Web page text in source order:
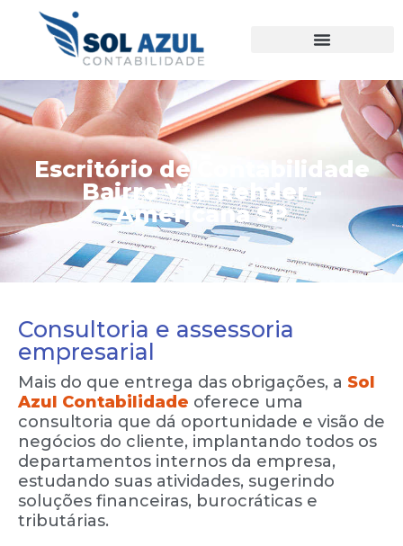
Escritório de Contabilidade
Bairro Vila Rehder -
Americana SP
Consultoria e assessoria
empresarial
Mais do que entrega das obrigações, a Sol
Azul Contabilidade oferece uma
consultoria que dá oportunidade e visão de
negócios do cliente, implantando todos os
departamentos internos da empresa,
estudando suas atividades, sugerindo
soluções financeiras, burocráticas e
tributárias.